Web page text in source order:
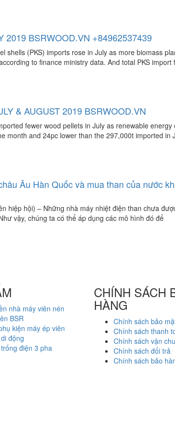
2019 BSRWOOD.VN +84962537439
shells (PKS) imports rose in July as more biomass
to finance ministry data. And total PKS
& AUGUST 2019 BSRWOOD.VN
fewer wood pellets in July as renewable
month and 24pc lower than the 297,000t imported in
Âu Hàn Quốc và mua than của nước
hiệp hội) – Những nhà máy nhiệt điện than chưa
vậy, chúng ta có thể áp dụng các mô hình đó để
nhà máy viên nén
BSR
kiện máy ép viên
động
điện 3 pha
CHÍNH SÁCH
HÀNG
Chính sách bảo
Chính sách thanh
Chính sách vận
Chính sách đổi trả
Chính sách bảo